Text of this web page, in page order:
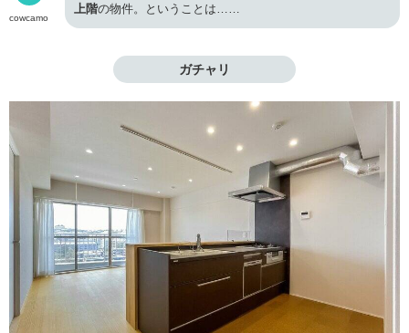
cowcamo
上階の物件。ということは……
ガチャリ